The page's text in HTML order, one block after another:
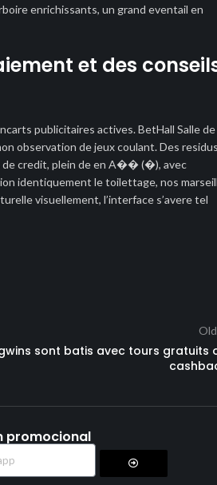
enrichissants, un grand eventail en
et des
publicitaires actives. BetHall Salle de
observation de jeux coulant. Des residus
de credit, plein de en A�� (�), avec
identiquement le toilettage, nos
visuellement, l’interface s’avere tel
sont batis avec tours gratuits
promocional